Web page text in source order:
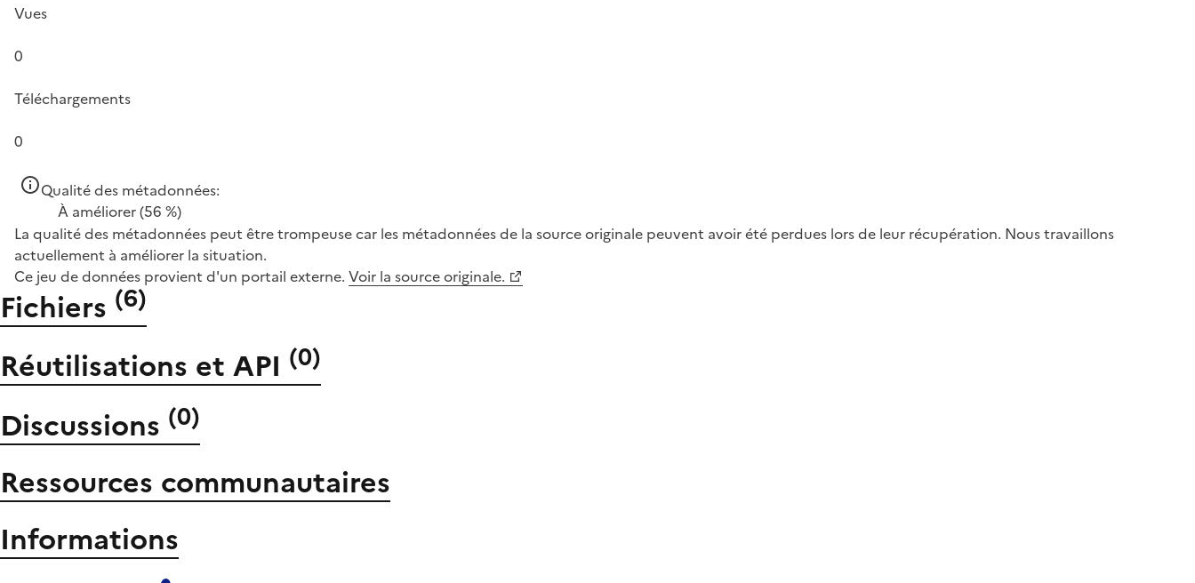
Vues
0
Téléchargements
0
Qualité des métadonnées:
À améliorer(56 %)
La qualité des métadonnées peut être trompeuse car les métadonnées de la source originale peuvent avoir été perdues lors de leur récupération. Nous travaillons
actuellement à améliorer la situation.
Ce jeu de données provient d'un portail externe. Voir la source originale.
Fichiers (6)
Réutilisations et API (0)
Discussions (0)
Ressources communautaires
Informations